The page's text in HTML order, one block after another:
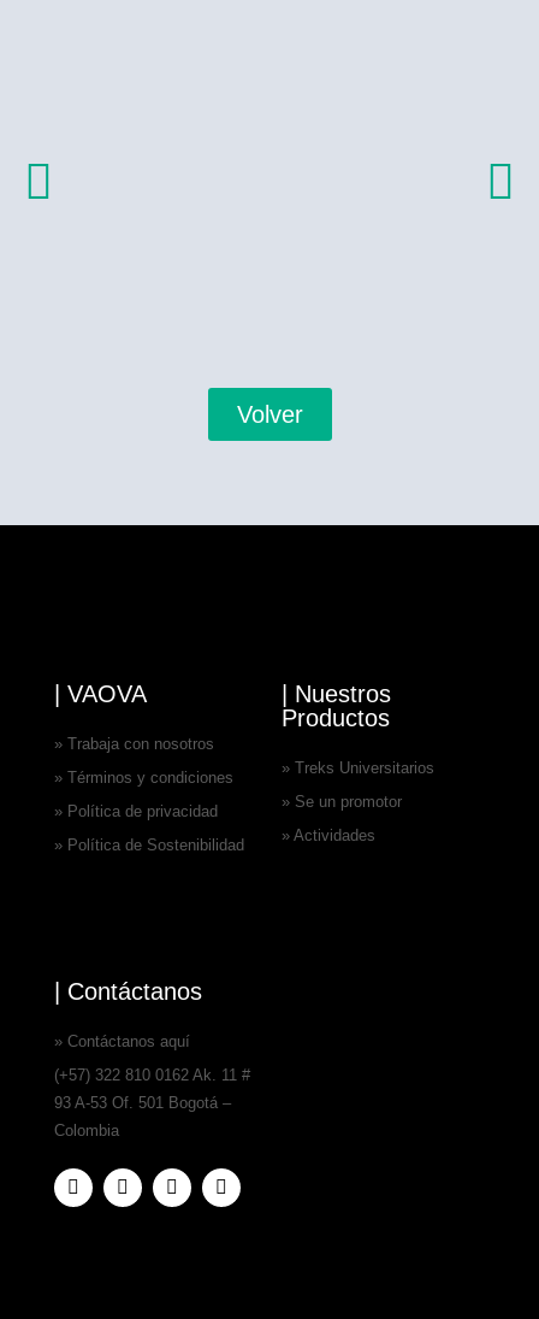
Volver
| VAOVA
» Trabaja con nosotros
» Términos y condiciones
» Política de privacidad
» Política de Sostenibilidad
| Nuestros
Productos
» Treks Universitarios
» Se un promotor
» Actividades
| Contáctanos
» Contáctanos aquí
(+57) 322 810 0162 Ak. 11 #
93 A-53 Of. 501 Bogotá –
Colombia